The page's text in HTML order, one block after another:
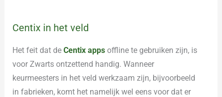
Centix in het veld
Het feit dat deCentix apps offline te gebruiken zijn, is
voor Zwarts ontzettend handig. Wanneer
keurmeesters in het veld werkzaam zijn, bijvoorbeeld
in fabrieken, komt het namelijk wel eens voor dat er